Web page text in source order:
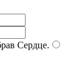
Сердце.